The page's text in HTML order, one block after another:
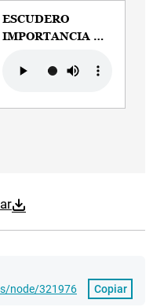
ESCUDERO
IMPORTANCIA DE
INTERPRETACIÓN
node/321976
Copiar